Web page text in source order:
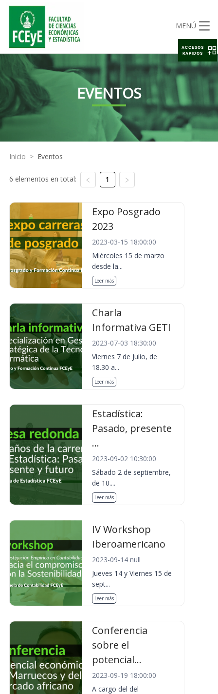
MENÚ
EVENTOS
Inicio > Eventos
6 elementos en total: 1
Expo Posgrado
2023
2023-03-15 18:00:00
Miércoles 15 de marzo
desde la...
Leer más
Charla
Informativa GETI
2023-07-03 18:30:00
Viernes 7 de Julio, de
18.30 a...
Leer más
Estadística:
Pasado, presente
...
2023-09-02 10:30:00
Sábado 2 de septiembre,
de 10....
Leer más
IV Workshop
Iberoamericano
2023-09-14 null
Jueves 14 y Viernes 15 de
sept...
Leer más
Conferencia
sobre el
potencial...
2023-09-19 18:00:00
A cargo del del
ACCESOS
RAPIDOS